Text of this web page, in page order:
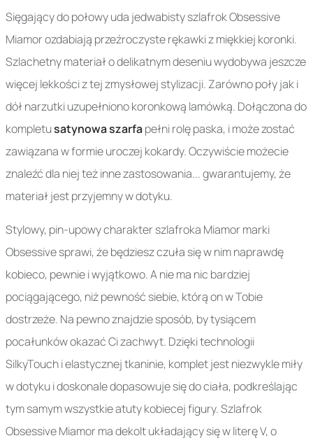
Sięgający do połowy uda jedwabisty szlafrok Obsessive
Miamor ozdabiają przeźroczyste rękawki z miękkiej koronki.
Szlachetny materiał o delikatnym deseniu wydobywa jeszcze
więcej lekkości z tej zmysłowej stylizacji. Zarówno poły jak i
dół narzutki uzupełniono koronkową lamówką. Dołączona do
kompletusatynowa szarfapełni rolę paska, i może zostać
zawiązana w formie uroczej kokardy. Oczywiście możecie
znaleźć dla niej też inne zastosowania... gwarantujemy, że
materiał jest przyjemny w dotyku.
Stylowy, pin-upowy charakter szlafroka Miamor marki
Obsessive sprawi, że będziesz czuła się w nim naprawdę
kobieco, pewnie i wyjątkowo. A nie ma nic bardziej
pociągającego, niż pewność siebie, którą on w Tobie
dostrzeże. Na pewno znajdzie sposób, by tysiącem
pocałunków okazać Ci zachwyt. Dzięki technologii
SilkyTouch i elastycznej tkaninie, komplet jest niezwykle miły
w dotyku i doskonale dopasowuje się do ciała, podkreślając
tym samym wszystkie atuty kobiecej figury. Szlafrok
Obsessive Miamor ma dekolt układający się w literę V, o